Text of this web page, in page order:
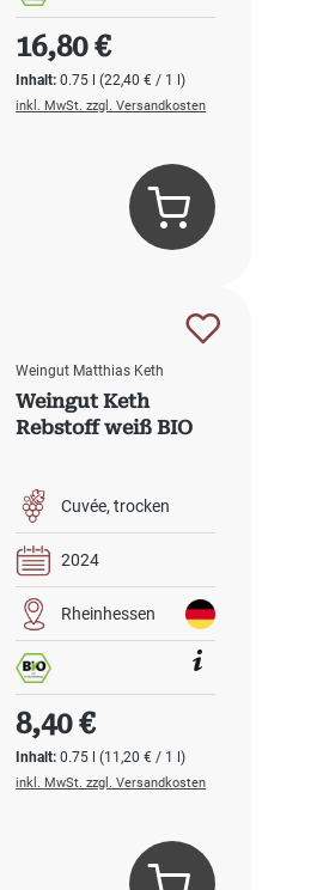
Inhalt:0.75 l(22,40 € / 1 l)
Regulärer Preis:
16,80 €
inkl. MwSt. zzgl. Versandkosten
Weingut Matthias Keth
Weingut Keth
Rebstoff weiß BIO
Cuvée trocken
2024
Rheinhessen
Inhalt:0.75 l(11,20 € / 1 l)
Regulärer Preis:
8,40 €
inkl. MwSt. zzgl. Versandkosten